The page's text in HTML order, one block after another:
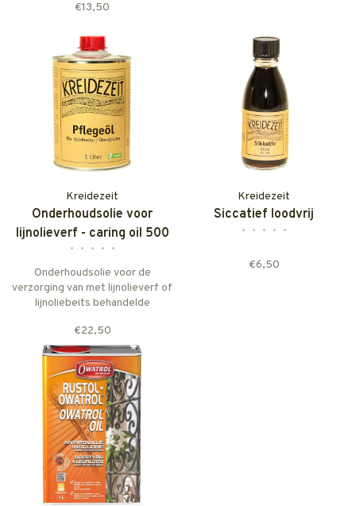
Geschikt om bijenwas op te
gerectificeerde Portugese
terpentijnolie.
€13,50
Kreidezeit
Onderhoudsolie voor
lijnolieverf - caring oil 500
ml
• • • • •
Onderhoudsolie voor de
verzorging van met lijnolieverf of
lijnoliebeits behandelde
Inhoud 500 ml. Voor ca. 10 m2.
€22,50
Kreidezeit
Siccatief loodvrij
• • • • •
€6,50